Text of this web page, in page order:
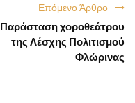
Επόμενο Άρθρο
Παράσταση χοροθεάτρου
της Λέσχης Πολιτισμού
Φλώρινας